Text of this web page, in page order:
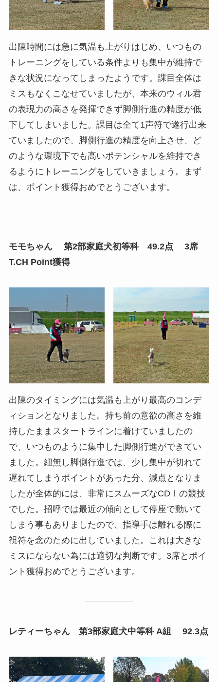
出陳時間には急に気温も上がりはじめ、いつもの
トレーニングをしている条件よりも集中が維持で
きな状況になってしまったようです。課目全体は
ミスもなくこなせていましたが、本来のウィル君
の表現力の高さを発揮できず脚側行進の精度が低
下してしまいました。課目は全て1声符で遂行出来
ていましたので、脚側行進の精度を向上させ、ど
のような環境下でも高いポテンシャルを維持でき
るようにトレーニングをしていきましょう。まず
は、ポイント獲得おめでとうございます。
モモちゃん 第2部家庭犬初等科 49.2点 3席
T.CH Point獲得
出陳のタイミングには気温も上がり最高のコンデ
ィションとなりました。持ち前の意欲の高さを維
持したままスタートラインに着けていましたの
で、いつものように集中した脚側行進ができてい
ました。紐無し脚側行進では、少し集中が切れて
遅れてしまうポイントがあった分、減点となりま
したが全体的には、非常にスムーズなCDⅠの競技
でした。招呼では最近の傾向として停座で動いて
しまう事もありましたので、指導手は離れる際に
視符を念のために出していました。これは大きな
ミスにならない為には適切な判断です。3席とポイ
ント獲得おめでとうございます。
レティーちゃん 第3部家庭犬中等科 A組 92.3点